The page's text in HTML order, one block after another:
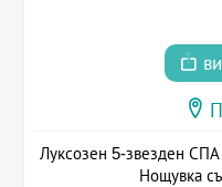
Луксозен 5-звезден
Нощувка